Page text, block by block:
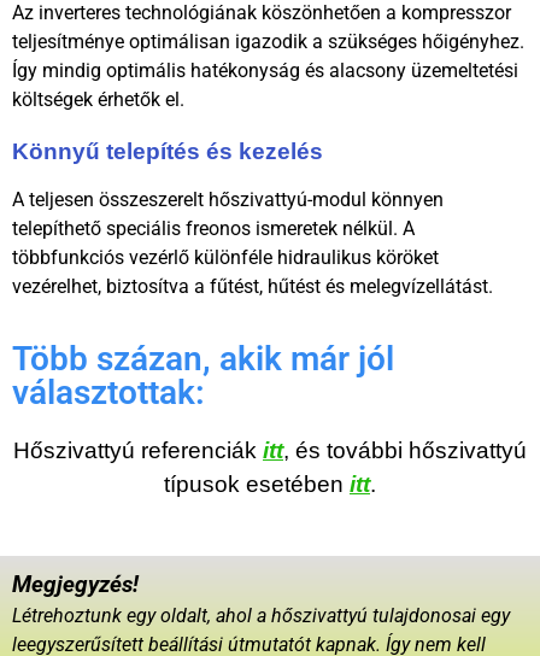
Az inverteres technológiának köszönhetően a kompresszor
teljesítménye optimálisan igazodik a szükséges hőigényhez.
Így mindig optimális hatékonyság és alacsony üzemeltetési
költségek érhetők el.
Könnyű telepítés és kezelés
A teljesen összeszerelt hőszivattyú-modul könnyen
telepíthető speciális freonos ismeretek nélkül. A
többfunkciós vezérlő különféle hidraulikus köröket
vezérelhet, biztosítva a fűtést, hűtést és melegvízellátást.
Több százan, akik már jól
választottak:
Hőszivattyú referenciák itt, és további hőszivattyú
típusok esetében itt.
Megjegyzés!
Létrehoztunk egy oldalt, ahol a hőszivattyú tulajdonosai egy
leegyszerűsített beállítási útmutatót kapnak. Így nem kell